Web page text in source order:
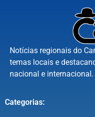
Notícias regionais do
temas locais e
nacional e internacional.
Categorias: